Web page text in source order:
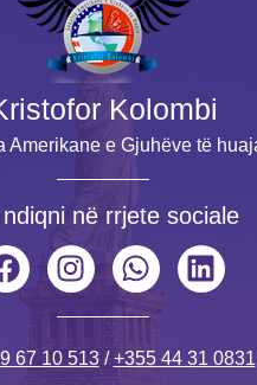
Kolombi
Amerikane e Gjuhëve të
në rrjete sociale
67 10 513/+355 44 31 0831